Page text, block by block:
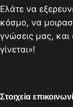
Ελάτε να
κόσμο, να
γνώσεις μας, και
γίνεται»!
Στοιχεία